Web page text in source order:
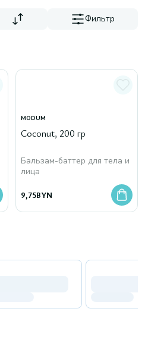
Фильтр
MODUM
Coconut, 200 гр
Бальзам-баттер для тела и
лица
9,75BYN